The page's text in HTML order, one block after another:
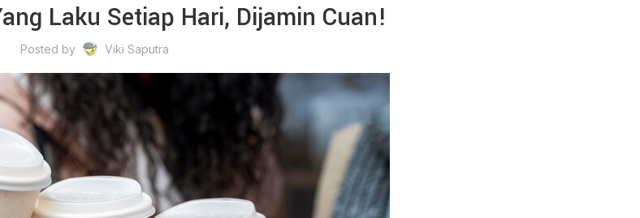
Laku Setiap Hari, Dijamin Cuan!
Posted by Viki Saputra